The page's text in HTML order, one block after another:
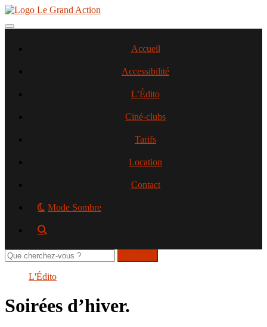
Aller
contenu
Toggle navigation
Accueil
Accessibilité
L’Édito
Ciné-clubs
Tarifs
Location
Contact
Mode Sombre
Rechercher
sur
L'Édito
Soirées d’hiver.